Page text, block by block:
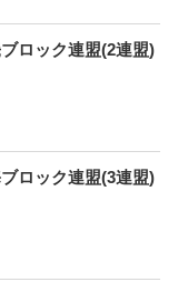
ロック連盟(2連盟)
ロック連盟(3連盟)